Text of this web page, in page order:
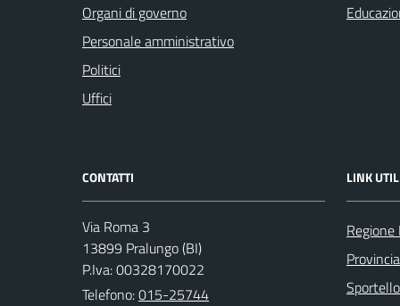
Organi di governo
Personale amministrativo
Politici
Uffici
CONTATTI
Via Roma 3
13899 Pralungo (BI)
P.Iva: 00328170022
Telefono:015-25744
LINK